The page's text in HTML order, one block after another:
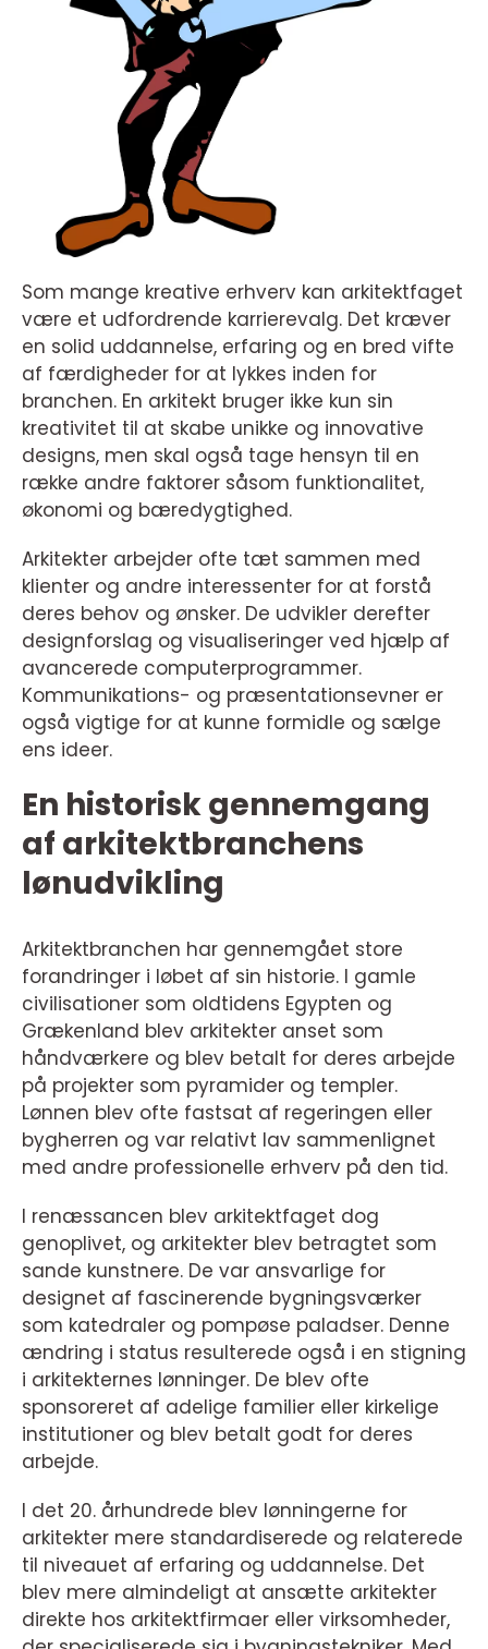
Som mange kreative erhverv kan arkitektfaget
være et udfordrende karrierevalg. Det kræver
en solid uddannelse, erfaring og en bred vifte
af færdigheder for at lykkes inden for
branchen. En arkitekt bruger ikke kun sin
kreativitet til at skabe unikke og innovative
designs, men skal også tage hensyn til en
række andre faktorer såsom funktionalitet,
økonomi og bæredygtighed.
Arkitekter arbejder ofte tæt sammen med
klienter og andre interessenter for at forstå
deres behov og ønsker. De udvikler derefter
designforslag og visualiseringer ved hjælp af
avancerede computerprogrammer.
Kommunikations- og præsentationsevner er
også vigtige for at kunne formidle og sælge
ens ideer.
En historisk gennemgang
af arkitektbranchens
lønudvikling
Arkitektbranchen har gennemgået store
forandringer i løbet af sin historie. I gamle
civilisationer som oldtidens Egypten og
Grækenland blev arkitekter anset som
håndværkere og blev betalt for deres arbejde
på projekter som pyramider og templer.
Lønnen blev ofte fastsat af regeringen eller
bygherren og var relativt lav sammenlignet
med andre professionelle erhverv på den tid.
I renæssancen blev arkitektfaget dog
genoplivet, og arkitekter blev betragtet som
sande kunstnere. De var ansvarlige for
designet af fascinerende bygningsværker
som katedraler og pompøse paladser. Denne
ændring i status resulterede også i en stigning
i arkitekternes lønninger. De blev ofte
sponsoreret af adelige familier eller kirkelige
institutioner og blev betalt godt for deres
arbejde.
I det 20. århundrede blev lønningerne for
arkitekter mere standardiserede og relaterede
til niveauet af erfaring og uddannelse. Det
blev mere almindeligt at ansætte arkitekter
direkte hos arkitektfirmaer eller virksomheder,